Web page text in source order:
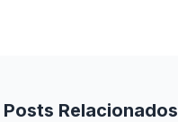
Posts Relacionados